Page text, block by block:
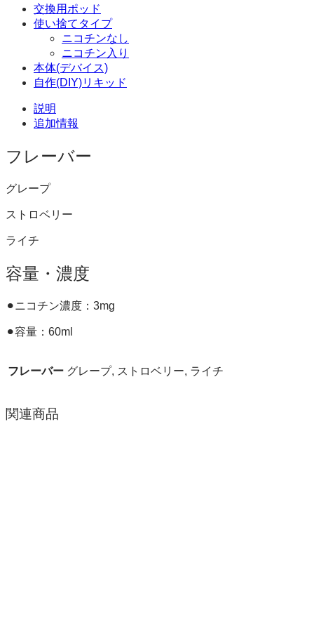
交換用ポッド
使い捨てタイプ
ニコチンなし
ニコチン入り
本体(デバイス)
自作(DIY)リキッド
説明
追加情報
フレーバー
グレープ
ストロベリー
ライチ
容量・濃度
⚫︎ニコチン濃度：3mg
⚫︎容量：60ml
フレーバー グレープ, ストロベリー, ライチ
関連商品